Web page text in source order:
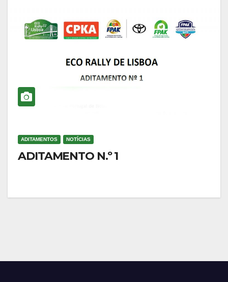
ADITAMENTOS NOTÍCIAS
ADITAMENTO N.º 1